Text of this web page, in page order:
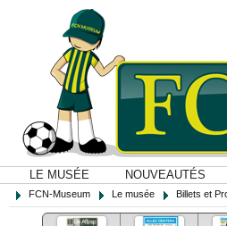
LE MUSÉE NOUVEAUTÉS
FCN-Museum Le musée Billets et